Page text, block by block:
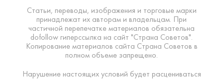
Статьи, переводы, изображения и торговые марки
принадлежат их авторам и владельцам. При
частичной перепечатке материалов обязательна
dofollow гиперссылка на сайт "Страна Советов".
Копирование материалов сайта Страна Советов в
полном объеме запрещено.
Нарушение настоящих условий будет расцениваться